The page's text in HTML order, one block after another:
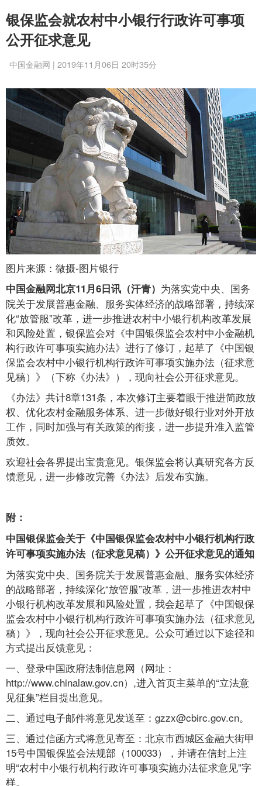
银保监会就农村中小银行行政许可事项
公开征求意见
中国金融网 | 2019年11月06日 20时35分
图片来源：微摄-图片银行
中国金融网北京11月6日讯（汗青） 为落实党中央、国务
院关于发展普惠金融、服务实体经济的战略部署，持续深
化“放管服”改革，进一步推进农村中小银行机构改革发展
和风险处置，银保监会对《中国银保监会农村中小金融机
构行政许可事项实施办法》进行了修订，起草了《中国银
保监会农村中小银行机构行政许可事项实施办法（征求意
见稿）》（下称《办法》），现向社会公开征求意见。
《办法》共计8章131条，本次修订主要着眼于推进简政放
权、优化农村金融服务体系、进一步做好银行业对外开放
工作，同时加强与有关政策的衔接，进一步提升准入监管
质效。
欢迎社会各界提出宝贵意见。银保监会将认真研究各方反
馈意见，进一步修改完善《办法》后发布实施。
附：
中国银保监会关于《中国银保监会农村中小银行机构行政
许可事项实施办法（征求意见稿）》公开征求意见的通知
为落实党中央、国务院关于发展普惠金融、服务实体经济
的战略部署，持续深化“放管服”改革，进一步推进农村中
小银行机构改革发展和风险处置，我会起草了《中国银保
监会农村中小银行机构行政许可事项实施办法（征求意见
稿）》，现向社会公开征求意见。公众可通过以下途径和
方式提出反馈意见：
一、登录中国政府法制信息网（网址：
http://www.chinalaw.gov.cn）,进入首页主菜单的“立法意
见征集”栏目提出意见。
二、通过电子邮件将意见发送至：gzzx@cbirc.gov.cn。
三、通过信函方式将意见寄至：北京市西城区金融大街甲
15号中国银保监会法规部（100033），并请在信封上注
明“农村中小银行机构行政许可事项实施办法征求意见”字
样。